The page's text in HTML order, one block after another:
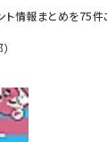
ト情報まとめを75